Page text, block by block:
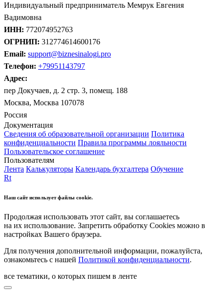
Индивидуальный предприниматель Мемрук Евгения
Вадимовна
ИНН: 772074952763
ОГРНИП: 312774614600176
Email: support@biznesinalogi.pro
Телефон: +79951143797
Адрес:
пер Докучаев, д. 2 стр. 3, помещ. 188
Москва, Москва 107078
Россия
Документация
Сведения об образовательной организации Политика
конфиденциальности Правила программы лояльности
Пользовательское соглашение
Пользователям
Лента Калькуляторы Календарь бухгалтера Обучение
Rt
Наш сайт использует файлы cookie.
Продолжая использовать этот сайт, вы соглашаетесь
на их использование. Запретить обработку Cookies можно в
настройках Вашего браузера.
Для получения дополнительной информации, пожалуйста,
ознакомьтесь с нашей Политикой конфиденциальности.
все тематики, о которых пишем в ленте